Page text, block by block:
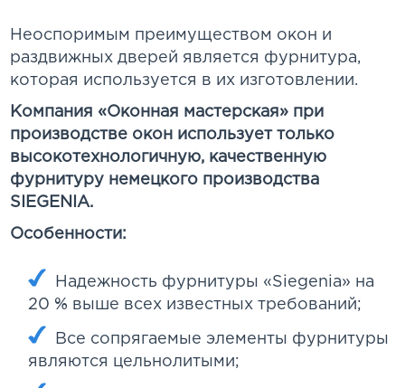
Неоспоримым преимуществом окон и
раздвижных дверей является фурнитура,
которая используется в их изготовлении.
Компания «Оконная мастерская» при
производстве окон использует только
высокотехнологичную, качественную
фурнитуру немецкого производства
SIEGENIA.
Особенности:
Надежность фурнитуры «Siegenia» на
20 % выше всех известных требований;
Все сопрягаемые элементы фурнитуры
являются цельнолитыми;